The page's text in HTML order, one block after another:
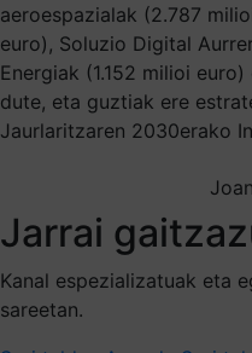
aeroespazialak (2.787
euro), Soluzio Digital
Energiak (1.152 milioi
dute, eta guztiak ere
Jaurlaritzaren 2030erako
Jarrai
Kanal espezializatuak eta
sareetan.